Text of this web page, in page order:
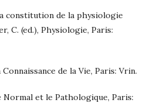
constitution de la physiologie
C. (ed.), Physiologie, Paris:
de la Vie, Paris: Vrin.
Normal et le Pathologique, Paris: